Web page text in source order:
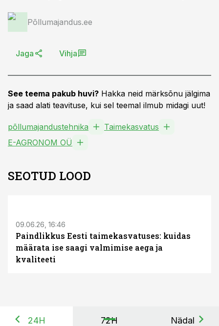
Põllumajandus.ee
Jaga Vihja
See teema pakub huvi? Hakka neid märksõnu jälgima
ja saad alati teavituse, kui sel teemal ilmub midagi uut!
põllumajandustehnika
Taimekasvatus
E-AGRONOM OÜ
SEOTUD LOOD
09.06.26, 16:46
Paindlikkus Eesti taimekasvatuses: kuidas
määrata ise saagi valmimise aega ja
kvaliteeti
24H 72H Nädal